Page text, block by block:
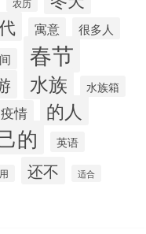
农历
寓意 很多人
春节
水族 水族箱
疫情 的人
的 英语
还不 适合